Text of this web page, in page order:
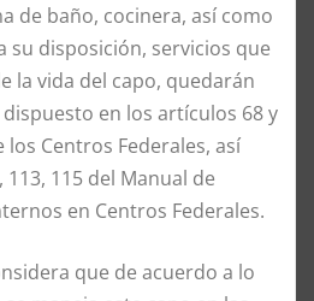
de baño, cocinera, así como
su disposición, servicios que
la vida del capo, quedarán
en los artículos 68 y
los Centros Federales, así
115 del Manual de
en Centros Federales.
que de acuerdo a lo